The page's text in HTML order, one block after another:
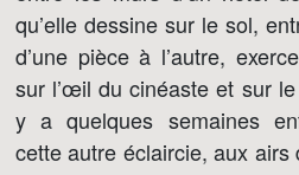
qu’elle dessine sur le sol,
d’une pièce à l’autre,
sur l’œil du cinéaste et sur
y a quelques semaines
cette autre éclaircie, aux